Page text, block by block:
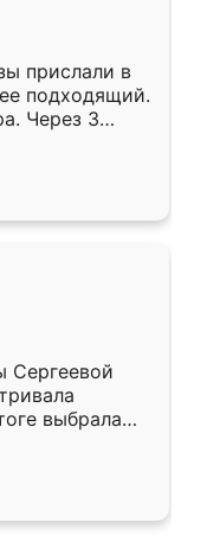
прислали в
подходящий.
Через 3
Остались
Сергеевой
выбрала
потом
объяснил
срок, с